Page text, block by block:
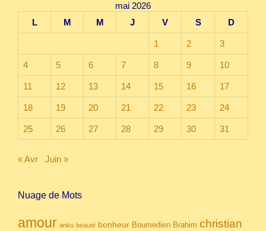
mai 2026
L
M M J V S D
1 2 3
4 5 6 7 8 9 10
11 12 13 14 15 16 17
18 19 20 21 22 23 24
25 26 27 28 29 30 31
« Avr Juin »
Nuage de Mots
amour anku beauté bonheur Boumedien Brahim christian